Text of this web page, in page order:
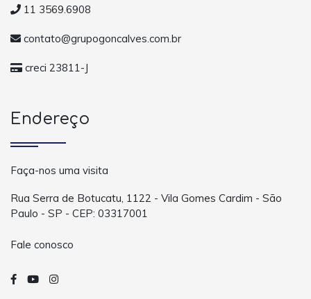
11 3569.6908
contato@grupogoncalves.com.br
creci 23811-J
Endereço
Faça-nos uma visita
Rua Serra de Botucatu, 1122 - Vila Gomes Cardim - São
Paulo - SP - CEP: 03317001
Fale conosco